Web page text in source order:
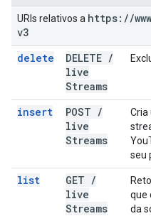
URIs relativos a https: //www
v3
delete
DELETE /
live
Streams
insert POST /
live
Streams
Cria
seu
list GET /
live
Streams
que
da